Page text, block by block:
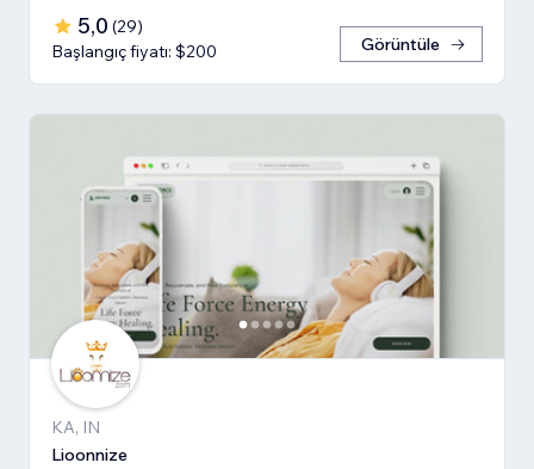
5,0 (29)
Başlangıç fiyatı: $200
Görüntüle
KA, IN
Lioonnize